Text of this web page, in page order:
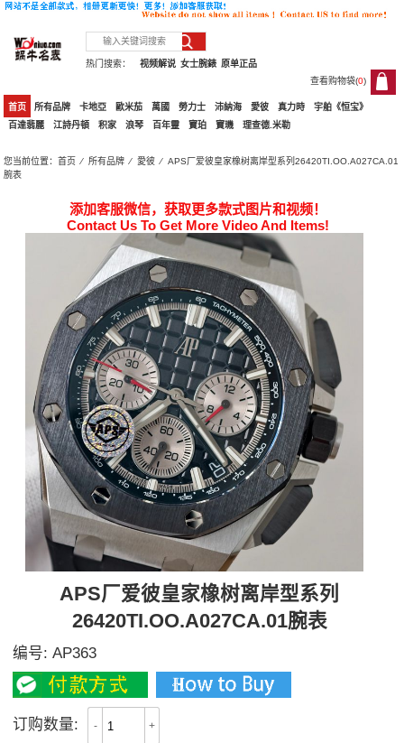
热门搜索： 原单正品
女士腕錶
视频解说
查看购物袋(0)
0
首页 所有品牌 卡地亞 歐米茄 萬國 勞力士 沛納海 愛彼 真力時
宇舶《恒宝》
百達翡麗
江詩丹頓 积家 浪琴 百年靈 寶珀 寶璣 理查德.米勒
您当前位置：首页 ⁄所有品牌 ⁄愛彼 ⁄ APS厂爱彼皇家橡树离岸型系列26420TI.OO.A027CA.01
腕表
添加客服微信，获取更多款式图片和视频！
Contact Us To Get More Video And Items!
APS厂爱彼皇家橡树离岸型系列
26420TI.OO.A027CA.01腕表
编号:AP363
订购数量: - +